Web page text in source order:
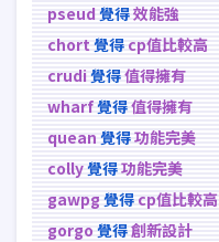
pseud覺得效能強
chort 覺得 cp值比較高
crudi覺得值得擁有
wharf覺得值得擁有
quean 覺得功能完美
colly覺得功能完美
gawpg覺得 cp值比較高
gorgo覺得創新設計